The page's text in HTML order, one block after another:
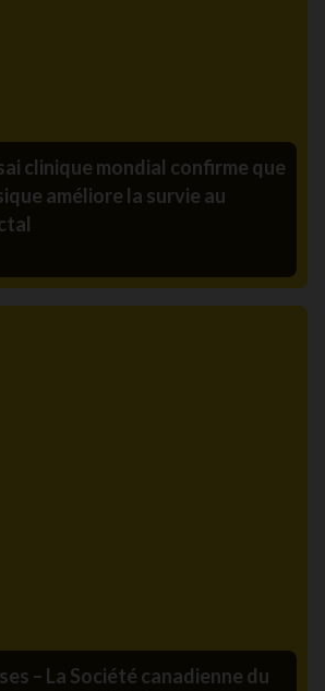
clinique mondial confirme que
améliore la survie au
de presse
– La Société canadienne du